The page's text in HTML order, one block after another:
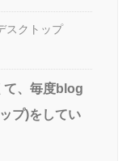
スクトップ
、毎度blog
プ)をしてい